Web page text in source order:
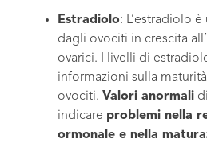
Estradiolo: L’estradiolo
dagli ovociti in crescita
ovarici. I livelli di
informazioni sulla
ovociti. Valori anormali
indicare problemi nella
ormonale e nella